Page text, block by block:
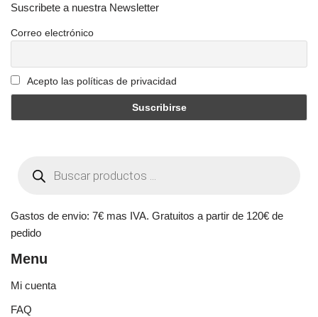
Suscribete a nuestra Newsletter
Correo electrónico
Acepto las políticas de privacidad
Gastos de envio: 7€ mas IVA. Gratuitos a partir de 120€ de
pedido
Menu
Mi cuenta
FAQ